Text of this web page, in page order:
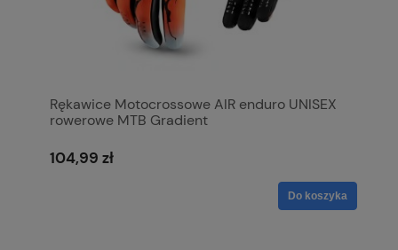
Rękawice Motocrossowe AIR enduro UNISEX
rowerowe MTB Gradient
104,99 zł
Do koszyka